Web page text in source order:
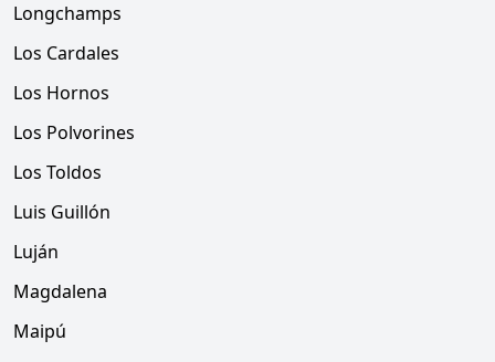
Longchamps
Los Cardales
Los Hornos
Los Polvorines
Los Toldos
Luis Guillón
Luján
Magdalena
Maipú